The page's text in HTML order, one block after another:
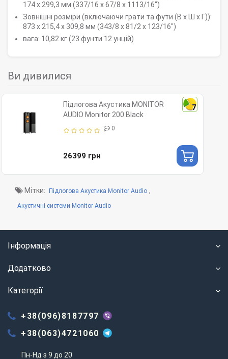
174 x 299,3 мм (337/16 x 67/8 x 1113/16")
Зовнішні розміри (включаючи грати та фути (В x Ш x Г)):
873 x 215,4 x 309,8 мм (343/8 x 81/2 x 123/16")
вага: 10,82 кг (23 фунти 12 унцій)
Ви дивилися
7
Підлогова Акустика MONITOR
AUDIO Monitor 200 Black
0
26399 грн
Мітки: Підлогова Акустика Monitor Audio ,
Акустичні системи Monitor Audio
Інформація
Додатково
Категорії
+38(096)8187797
+38(063)4721060
Пн-Нд з 9 до 20